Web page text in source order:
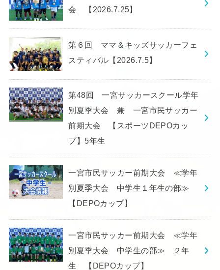
会 【2026.7.25】
第６回 ママ＆キッズサッカーフェ
スティバル【2026.7.5】
第48回 一宮サッカースクール学年
別夏季大会 兼 一宮市民サッカー
前期大会 【スポーツDEPOカッ
プ】5年生
一宮市民サッカー前期大会 ≪学年
別夏季大会 中学生１年生の部≫
【DEPOカップ】
一宮市民サッカー前期大会 ≪学年
別夏季大会 中学生の部≫ ２年
生 【DEPOカップ】